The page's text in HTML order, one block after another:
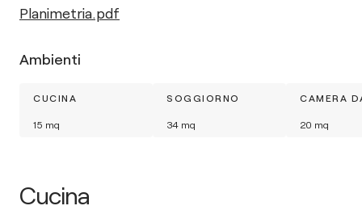
Planimetria.pdf
Ambienti
CUCINA
15 mq
SOGGIORNO
34 mq
CAMERA
20 mq
Cucina